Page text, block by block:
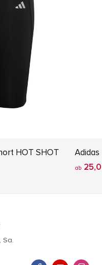
HOT SHOT
ab
Sa.